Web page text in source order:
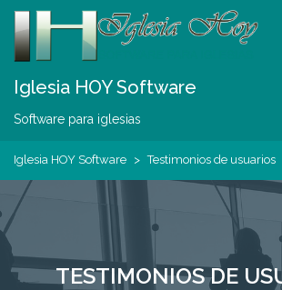
Skip
content
Iglesia HOY Software
Software para iglesias
Iglesia HOY Software > Testimonios de usuarios
TESTIMONIOS DE